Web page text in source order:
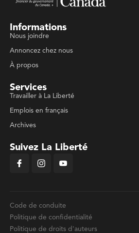
Informations
Nous joindre
Annoncez chez nous
À propos
Services
Travailler à La Liberté
Emplois en français
Archives
Suivez La Liberté
Code de conduite
Politique de confidentialité
Politique de droits d'auteurs